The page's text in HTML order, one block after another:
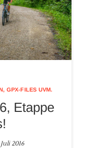
GPX-FILES UVM.
Etappe
2016